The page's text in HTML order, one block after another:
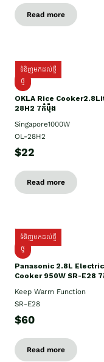
Read more
ទំនិញមកដល់ថ្មី
ថ្មិ
OKLA Rice
28H2 7កំប៉ុង
Singapore1000W
OL-28H2
$22
Read more
ទំនិញមកដល់ថ្មី
ថ្មី
Panasonic 2.8L
Cooker 950W SR-E28
Keep Warm Function
SR-E28
$60
Read more